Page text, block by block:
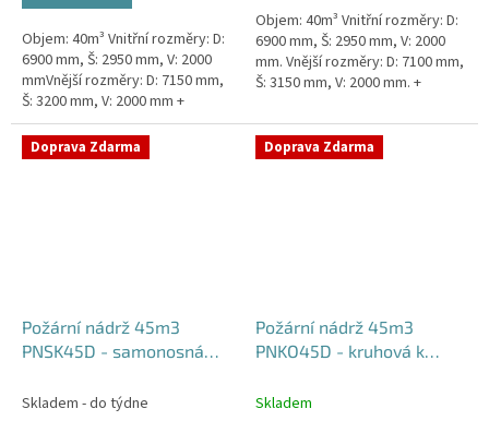
Objem: 40m³ Vnitřní rozměry: D:
6900 mm, Š: 2950 mm, V: 2000
mmVnější rozměry: D: 7150 mm,
Š: 3200 mm, V: 2000 mm +
komínek Běžná doba dodání 2-3
týdny od objednávky. Rozměry...
hvězdiček.
Objem: 40m³ Vnitřní rozměry: D:
6900 mm, Š: 2950 mm, V: 2000
mm. Vnější rozměry: D: 7100 mm,
Š: 3150 mm, V: 2000 mm. +
týdny od objednávky....
Doprava Zdarma
Požární nádrž 45m3
PNSK45D - samonosná
Skladem - do týdne
Doprava Zdarma
Požární nádrž 45m3
PNKO45D - kruhová k
Skladem